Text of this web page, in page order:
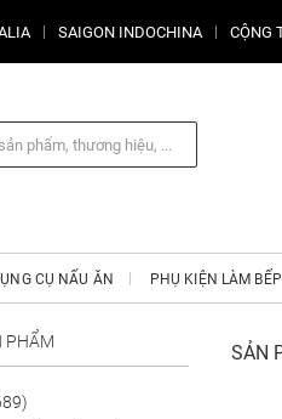
SAIGON INDOCHINA CỘNG
CỤ NẤU ĂN PHỤ KIỆN LÀM BẾP
PHẨM SẢN